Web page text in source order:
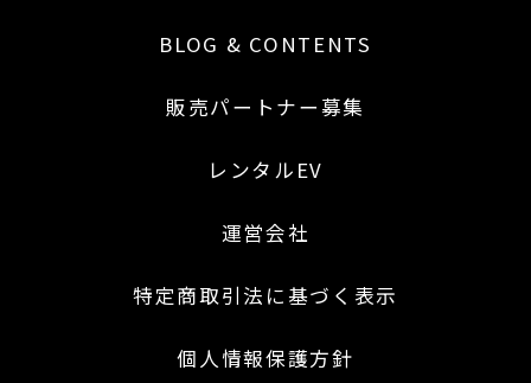
BLOG & CONTENTS
販売パートナー募集
レンタルEV
運営会社
特定商取引法に基づく表示
個人情報保護方針